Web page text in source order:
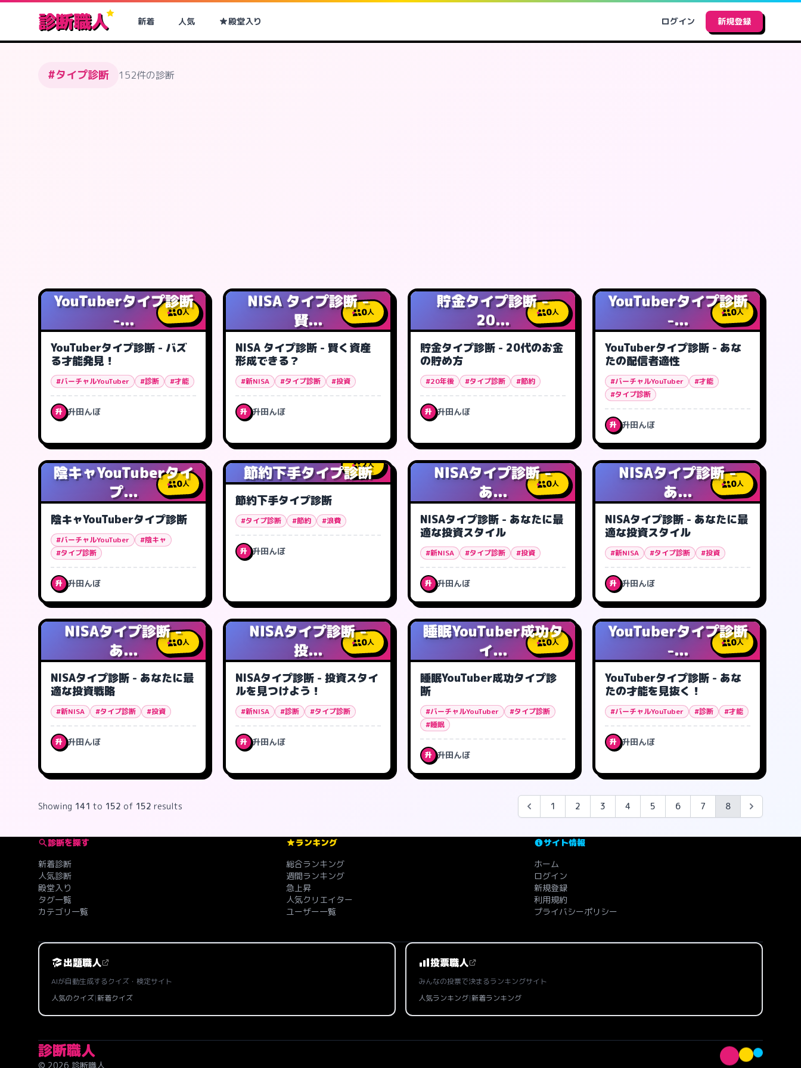
診断職人 新着 人気 殿堂入り ログイン 新規登録
#タイプ診断 152件の診断
YouTuberタイプ診断
-...
0人
YouTuberタイプ診断 - バズ
る才能発見！
#バーチャルYouTuber #診断 #才能
升 升田んぼ
NISA タイプ診断 -
賢...
0人
NISA タイプ診断 - 賢く資産
形成できる？
#新NISA #タイプ診断 #投資
升 升田んぼ
貯金タイプ診断 -
20...
0人
貯金タイプ診断 - 20代のお金
の貯め方
#20年後 #タイプ診断 #節約
升 升田んぼ
YouTuberタイプ診断
-...
0人
YouTuberタイプ診断 - あな
たの配信者適性
#バーチャルYouTuber
#才能
#タイプ診断
升 升田んぼ
陰キャYouTuberタイ
プ...
0人
陰キャYouTuberタイプ診断
#バーチャルYouTuber
#陰キャ
#タイプ診断
升 升田んぼ
節約下手タイプ診断
2人
節約下手タイプ診断
#タイプ診断 #節約 #浪費
升 升田んぼ
NISAタイプ診断 -
あ...
0人
NISAタイプ診断 - あなたに最
適な投資スタイル
#新NISA #タイプ診断 #投資
升 升田んぼ
NISAタイプ診断 -
あ...
0人
NISAタイプ診断 - あなたに最
適な投資スタイル
#新NISA #タイプ診断 #投資
升 升田んぼ
NISAタイプ診断 -
あ...
0人
NISAタイプ診断 - あなたに最
適な投資戦略
#新NISA #タイプ診断 #投資
升 升田んぼ
NISAタイプ診断 -
投...
0人
NISAタイプ診断 - 投資スタイ
ルを見つけよう！
#新NISA #診断 #タイプ診断
升 升田んぼ
睡眠YouTuber成功タ
イ...
0人
睡眠YouTuber成功タイプ診
断
#バーチャルYouTuber
#タイプ診断
#睡眠
升 升田んぼ
YouTuberタイプ診断
-...
0人
YouTuberタイプ診断 - あな
たの才能を見抜く！
#バーチャルYouTuber #診断 #才能
升 升田んぼ
Showing 141 to 152 of 152 results 1 2 3 4 5 6 7 8
診断を探す
新着診断
人気診断
殿堂入り
タグ一覧
カテゴリ一覧
ランキング
総合ランキング
週間ランキング
急上昇
人気クリエイター
ユーザー一覧
サイト情報
ホーム
ログイン
新規登録
利用規約
プライバシーポリシー
出題職人
AIが自動生成するクイズ・検定サイト
人気のクイズ|新着クイズ
投票職人
みんなの投票で決まるランキングサイト
人気ランキング|新着ランキング
診断職人
© 2026 診断職人